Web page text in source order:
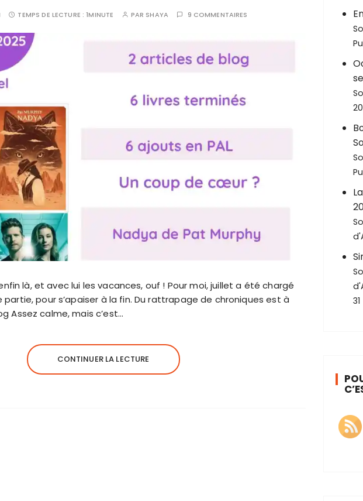
TEMPS DE LECTURE :1MINUTE PAR SHAYA 9 COMMENTAIRES
là, et avec lui les vacances, ouf ! Pour moi, juillet a été chargé
partie, pour s’apaiser à la fin. Du rattrapage de chroniques est à
Assez calme, mais c’est…
CONTINUER LA LECTURE
31